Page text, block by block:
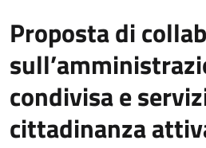
Proposta di
condivisa e
cittadinanza